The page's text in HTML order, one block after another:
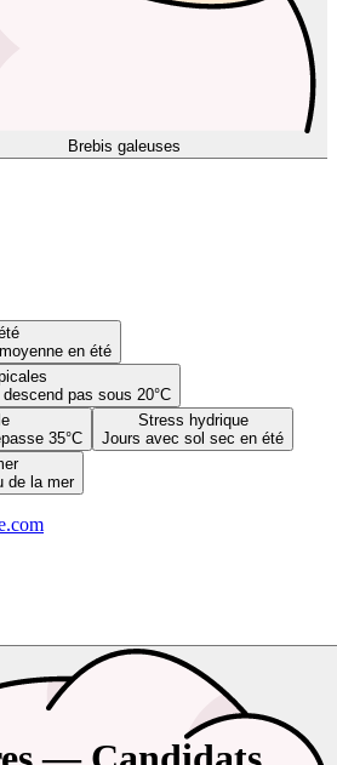
Brebis galeuses
en été
pas sous 20°C
35°C
Stress hydrique
Jours avec sol sec en été
de la mer